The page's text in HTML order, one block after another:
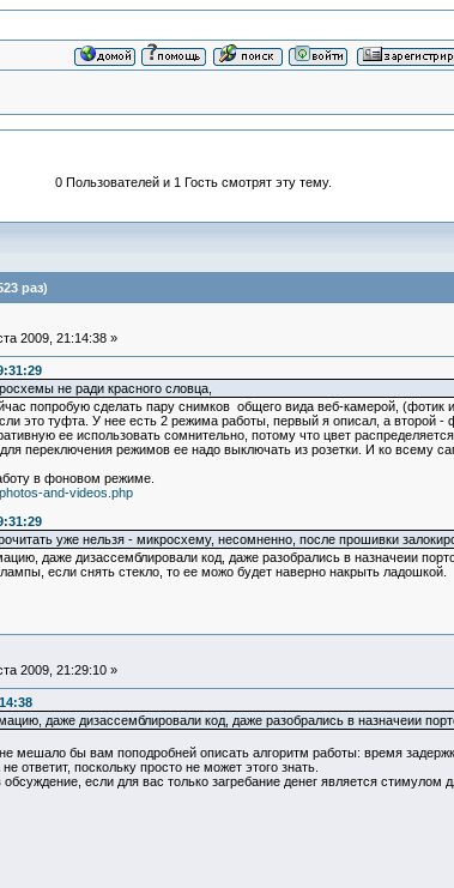
0 Пользователей и 1 Гость смотрят эту тему.
раз)
2009, 21:14:38 »
не ради красного словца,
попробую сделать пару снимков общего вида веб-камерой,
это туфта. У нее есть 2 режима работы, первый я описал, а второй
ее использовать сомнительно, потому что цвет
переключения режимов ее надо выключать из розетки. И ко всему
в фоновом режиме.
and-videos.php
уже нельзя - микросхему, несомненно, после прошивки
даже дизассемблировали код, даже разобрались в назначеии
если снять стекло, то ее можо будет наверно накрыть ладошкой.
2009, 21:29:10 »
даже дизассемблировали код, даже разобрались в назначеии
мешало бы вам поподробней описать алгоритм работы: время
ответит, поскольку просто не может этого знать.
если для вас только загребание денег является стимулом